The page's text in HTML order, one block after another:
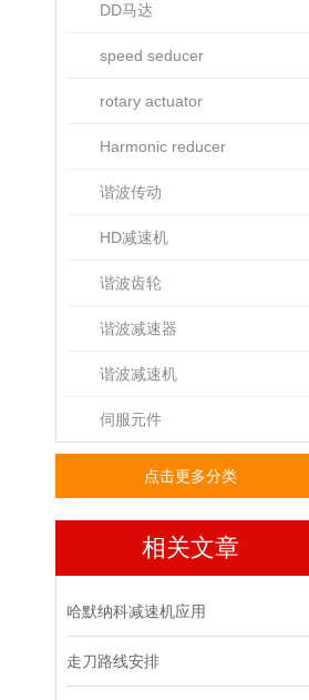
DD马达
speed seducer
rotary actuator
Harmonic reducer
谐波传动
HD减速机
谐波齿轮
谐波减速器
谐波减速机
伺服元件
点击更多分类
相关文章
哈默纳科减速机应用
走刀路线安排